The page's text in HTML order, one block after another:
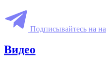
Подписывайтесь на
Видео